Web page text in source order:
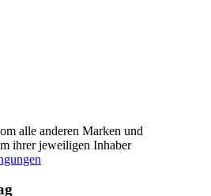
alle anderen Marken und
ihrer jeweiligen Inhaber